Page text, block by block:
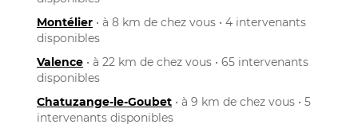
Montélier • à 8 km de chez vous • 4 intervenants
disponibles
Valence • à 22 km de chez vous • 65 intervenants
disponibles
Chatuzange-le-Goubet • à 9 km de chez vous • 5
intervenants disponibles